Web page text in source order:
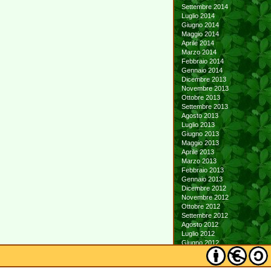
Settembre 2014
Luglio 2014
Giugno 2014
Maggio 2014
Aprile 2014
Marzo 2014
Febbraio 2014
Gennaio 2014
Dicembre 2013
Novembre 2013
Ottobre 2013
Settembre 2013
Agosto 2013
Luglio 2013
Giugno 2013
Maggio 2013
Aprile 2013
Marzo 2013
Febbraio 2013
Gennaio 2013
Dicembre 2012
Novembre 2012
Ottobre 2012
Settembre 2012
Agosto 2012
Luglio 2012
Giugno 2012
Maggio 2012
Aprile 2012